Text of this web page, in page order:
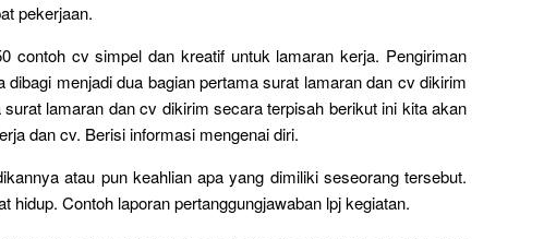
pekerjaan.
contoh cv simpel dan kreatif untuk lamaran kerja. Pengiriman
menjadi dua bagian pertama surat lamaran dan cv dikirim
lamaran dan cv dikirim secara terpisah berikut ini kita akan
dan cv. Berisi informasi mengenai diri.
atau pun keahlian apa yang dimiliki seseorang tersebut.
hidup. Contoh laporan pertanggungjawaban lpj kegiatan.